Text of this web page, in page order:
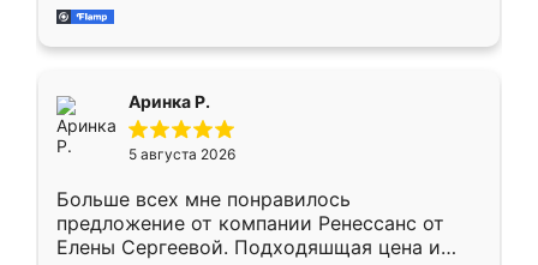
за день, ребята работали аккуратно, даже
Аринка Р.
5 августа 2026
Больше всех мне понравилось
предложение от компании Ренессанс от
Елены Сергеевой. Подходяшщая цена и